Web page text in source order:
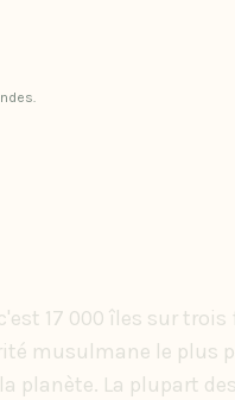
17 000 îles sur
musulmane le plus
planète. La plupart